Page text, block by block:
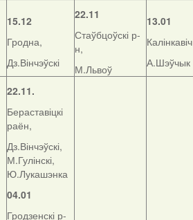
15.12
Гродна,
Дз.Вінчэўскі
22.11
Стаўбцоўскі р-
н,
М.Львоў
13.01
А.Шэўчык
22.11.
Бераставіцкі
раён,
Дз.Вінчэўскі,
М.Гулінскі,
Ю.Лукашэнка
04.01
Гродзенскі р-